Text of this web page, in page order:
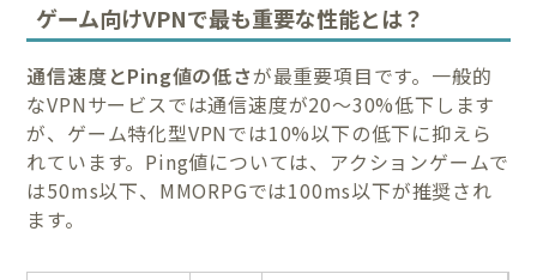
ゲーム向けVPNで最も重要な性能とは？
通信速度とPing値の低さが最重要項目です。一般的
なVPNサービスでは通信速度が20〜30%低下します
が、ゲーム特化型VPNでは10%以下の低下に抑えら
れています。Ping値については、アクションゲームで
は50ms以下、MMORPGでは100ms以下が推奨され
ます。